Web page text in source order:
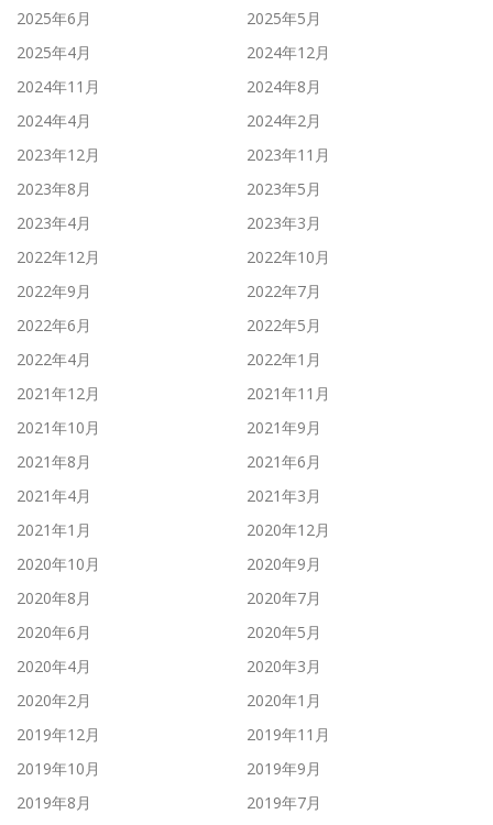
2025年6月
2025年5月
2025年4月
2024年12月
2024年11月
2024年8月
2024年4月
2024年2月
2023年12月
2023年11月
2023年8月
2023年5月
2023年4月
2023年3月
2022年12月
2022年10月
2022年9月
2022年7月
2022年6月
2022年5月
2022年4月
2022年1月
2021年12月
2021年11月
2021年10月
2021年9月
2021年8月
2021年6月
2021年4月
2021年3月
2021年1月
2020年12月
2020年10月
2020年9月
2020年8月
2020年7月
2020年6月
2020年5月
2020年4月
2020年3月
2020年2月
2020年1月
2019年12月
2019年11月
2019年10月
2019年9月
2019年8月
2019年7月